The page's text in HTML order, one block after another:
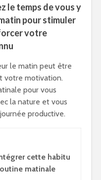
le temps de vous y
pour stimuler
votre
le matin peut être
votre motivation.
pour vous
la nature et vous
productive.
cette habitu
matinale